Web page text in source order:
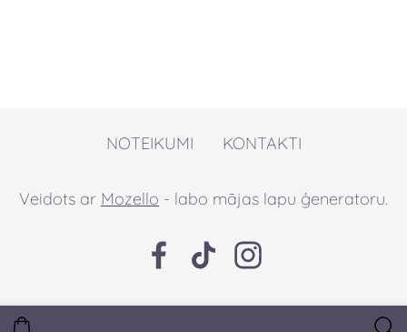
NOTEIKUMI KONTAKTI
Veidots ar Mozello - labo mājas lapu ģeneratoru.